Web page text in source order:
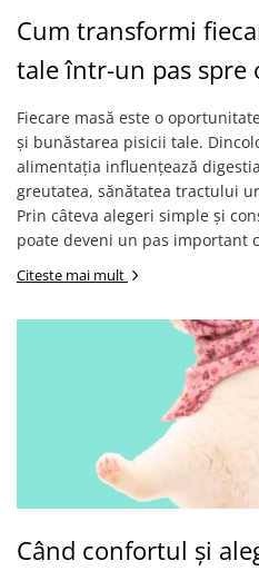
Cum transformi
tale într-un pas spre
Fiecare masă este o
și bunăstarea pisicii tale.
alimentația influențează
greutatea, sănătatea tractului
Prin câteva alegeri simple și
poate deveni un pas important
Citeste mai mult
Când confortul și